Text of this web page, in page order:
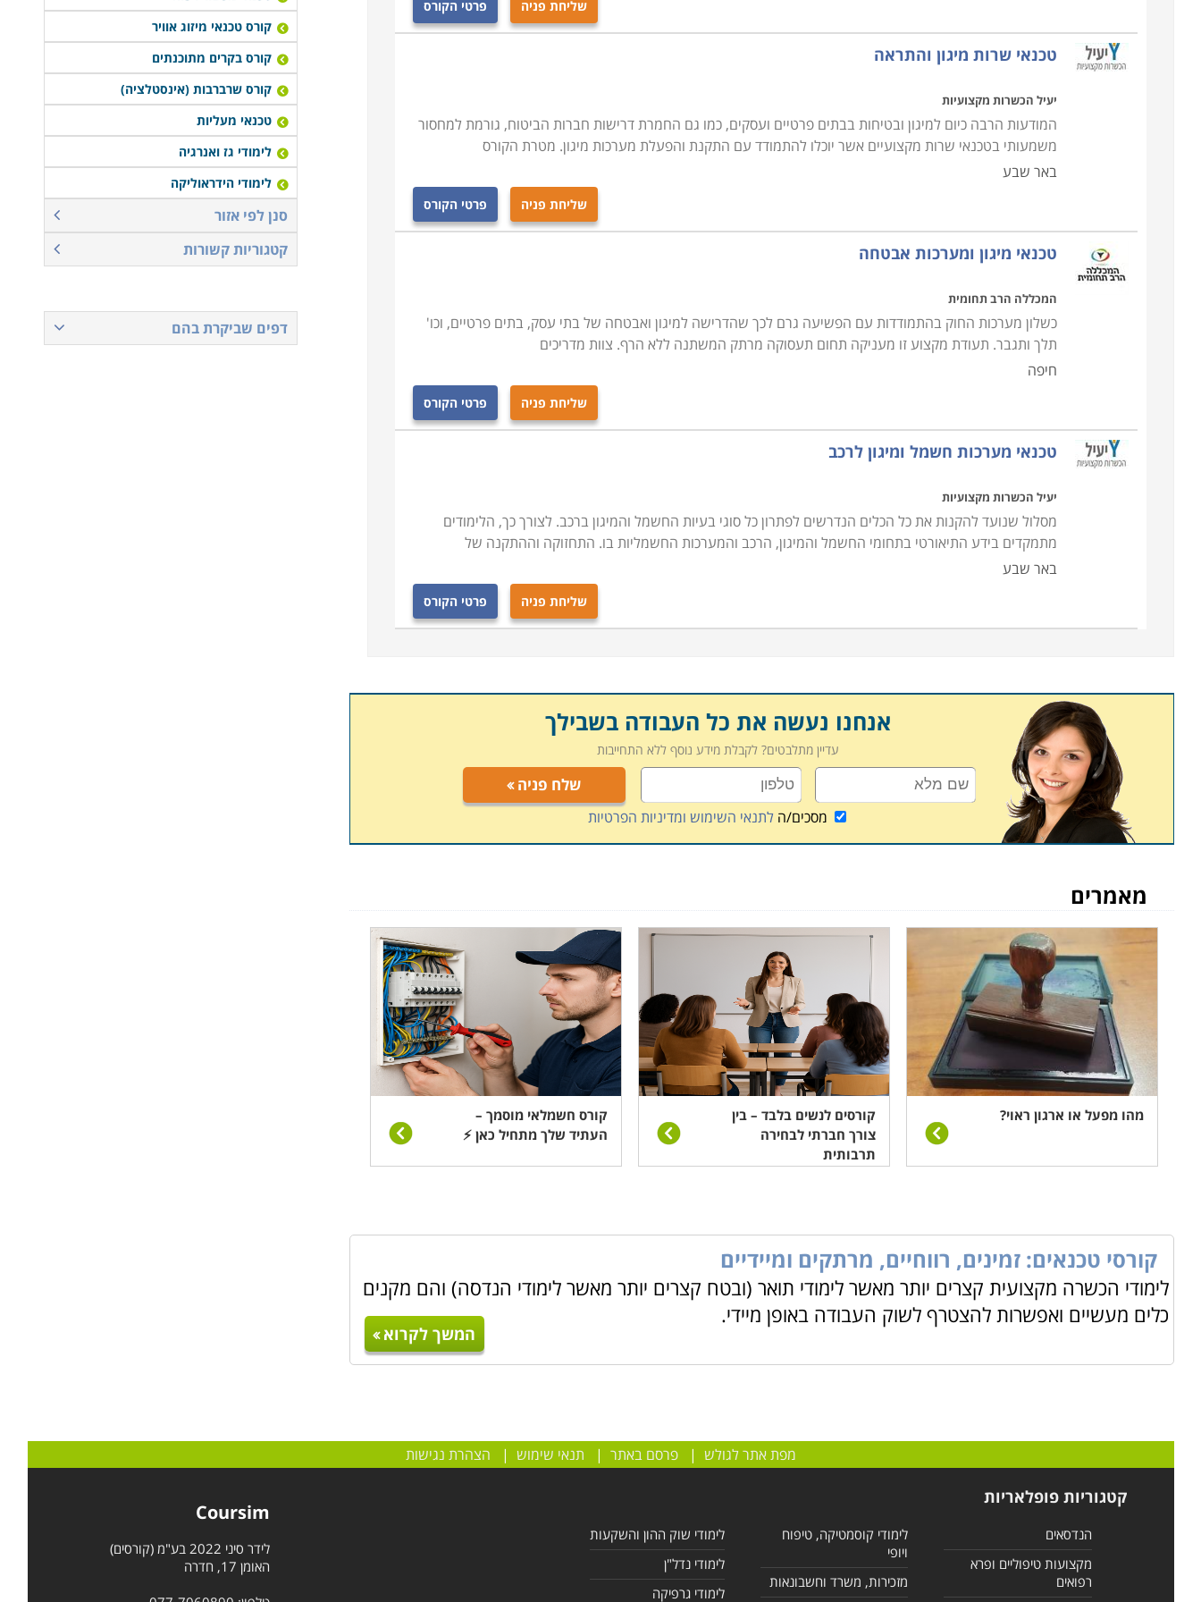
שליחת פניה פרטי הקורס
טכנאי שרות מיגון והתראה
יעיל הכשרות מקצועיות
המודעות הרבה כיום למיגון ובטיחות בבתים פרטיים ועסקים, כמו גם החמרת דרישות חברות הביטוח, גורמת למחסור
משמעותי בטכנאי שרות מקצועיים אשר יוכלו להתמודד עם התקנת והפעלת מערכות מיגון. מטרת הקורס
באר שבע
שליחת פניה פרטי הקורס
טכנאי מיגון ומערכות אבטחה
המכללה הרב תחומית
כשלון מערכות החוק בהתמודדות עם הפשיעה גרם לכך שהדרישה למיגון ואבטחה של בתי עסק, בתים פרטיים, וכו'
תלך ותגבר. תעודת מקצוע זו מעניקה תחום תעסוקה מרתק המשתנה ללא הרף. צוות מדריכים
חיפה
שליחת פניה פרטי הקורס
טכנאי מערכות חשמל ומיגון לרכב
יעיל הכשרות מקצועיות
מסלול שנועד להקנות את כל הכלים הנדרשים לפתרון כל סוגי בעיות החשמל והמיגון ברכב. לצורך כך, הלימודים
מתמקדים בידע התיאורטי בתחומי החשמל והמיגון, הרכב והמערכות החשמליות בו. התחזוקה וההתקנה של
באר שבע
שליחת פניה פרטי הקורס
אנחנו נעשה את כל העבודה בשבילך
עדיין מתלבטים? לקבלת מידע נוסף ללא התחייבות
שלח פניה
מסכים/הלתנאי השימוש ומדיניות הפרטיות
מאמרים
מהו מפעל או ארגון ראוי?
קורסים לנשים בלבד – בין
צורך חברתי לבחירה
תרבותית
קורס חשמלאי מוסמך –
העתיד שלך מתחיל כאן ⚡
קורסי טכנאים: זמינים, רווחיים, מרתקים ומיידיים
לימודי הכשרה מקצועית קצרים יותר מאשר לימודי תואר (ובטח קצרים יותר מאשר לימודי הנדסה) והם מקנים
כלים מעשיים ואפשרות להצטרף לשוק העבודה באופן מיידי.
המשך לקרוא
קורס טכנאי מיזוג אוויר
קורס בקרים מתוכנתים
קורס שרברבות (אינסטלציה)
טכנאי מעליות
לימודי גז ואנרגיה
לימודי הידראוליקה
סנן לפי אזור
קטגוריות קשורות
דפים שביקרת בהם
מפת אתר לגולש |פרסם באתר | תנאי שימוש | הצהרת נגישות
קטגוריות פופלאריות
הנדסאים
מקצועות טיפוליים ופרא
רפואים
לימודי קוסמטיקה, טיפוח
ויופי
מזכירות, משרד וחשבונאות
לימודי שוק ההון והשקעות
לימודי נדל"ן
לימודי גרפיקה
Coursim
לידר סיני 2022 בע"מ (קורסים)
האומן 17, חדרה